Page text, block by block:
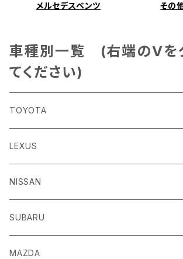
メルセデスベンツ その
車種別一覧 (右端のVを
てください)
TOYOTA
86
H24/4～R3/8 ZN6
GR86
R3/10～ ZN8
ｂＢ
H17/12～H28/8 20系
ｂZ４X
LEXUS
ＣＴ
H23/1～R4/11
ＥＳ
H30/10～
ＧＳ
NISSAN
ＡＤ
H18/12～ Y12
ＧＴ－Ｒ
SUBARU
ＢＲＺ
MAZDA